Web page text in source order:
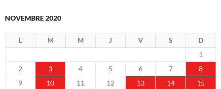
NOVEMBRE 2020
L M M J V S
D
1
2
3 4 5 6 7
8
9
10 11 12 13 14
15